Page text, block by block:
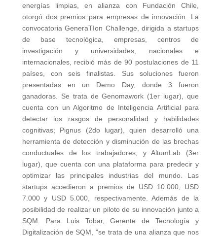
energías limpias, en alianza con Fundación Chile,
otorgó dos premios para empresas de innovación. La
convocatoria GeneraTIon Challenge, dirigida a startups
de base tecnológica, empresas, centros de
investigación y universidades, nacionales e
internacionales, recibió más de 90 postulaciones de 11
países, con seis finalistas. Sus soluciones fueron
presentadas en un Demo Day, donde 3 fueron
ganadoras. Se trata de Genomawork (1er lugar), que
cuenta con un Algoritmo de Inteligencia Artificial para
detectar los rasgos de personalidad y habilidades
cognitivas; Pignus (2do lugar), quien desarrolló una
herramienta de detección y disminución de las brechas
conductuales de los trabajadores; y AltumLab (3er
lugar), que cuenta con una plataforma para predecir y
optimizar las principales industrias del mundo. Las
startups accedieron a premios de USD 10.000, USD
7.000 y USD 5.000, respectivamente. Además de la
posibilidad de realizar un piloto de su innovación junto a
SQM. Para Luis Tobar, Gerente de Tecnología y
Digitalización de SQM, "se trata de una alianza que nos